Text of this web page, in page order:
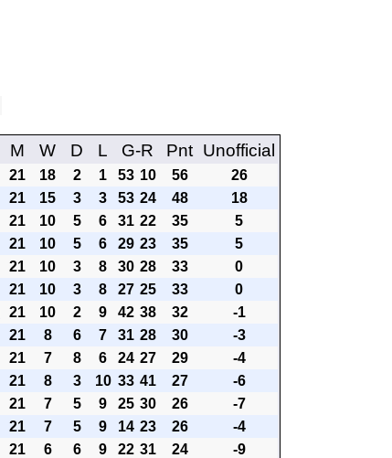
M W D L G-R Pnt Unofficial
21 18 2 1 53 10 56
26
21 15 3 3 53 24 48
18
21 10 5 6 31 22 35
5
21 10 5 6 29 23 35
5
21 10 3 8 30 28 33
0
21 10 3 8 27 25 33
0
21 10 2 9 42 38 32
-1
21 8 6 7 31 28 30
-3
21 7 8 6 24 27 29
-4
21 8 3 10 33 41 27
-6
21 7 5 9 25 30 26
-7
21 7 5 9 14 23 26
-4
21 6 6 9 22 31 24
-9